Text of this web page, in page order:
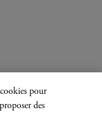
pour
des